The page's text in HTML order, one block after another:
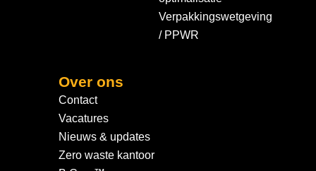
Verpakkingswetgeving
/ PPWR
Over ons
Contact
Vacatures
Nieuws & updates
Zero waste kantoor